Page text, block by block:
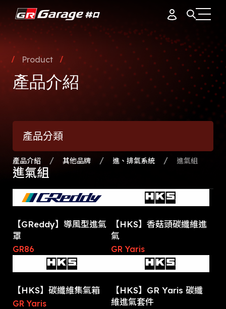
據點簡介
品牌故事
專業團隊
會員制度
最新消息
會員資料
訂單紀錄
通知中心
登出
Product
產品介紹
產品分類
產品介紹 其他品牌 進、排氣系統 進氣組
進氣組
【GReddy】導風型進氣
罩
GR86
【HKS】香菇頭碳纖維進
氣
GR Yaris
【HKS】碳纖維集氣箱
GR Yaris
【HKS】GR Yaris 碳纖
維進氣套件